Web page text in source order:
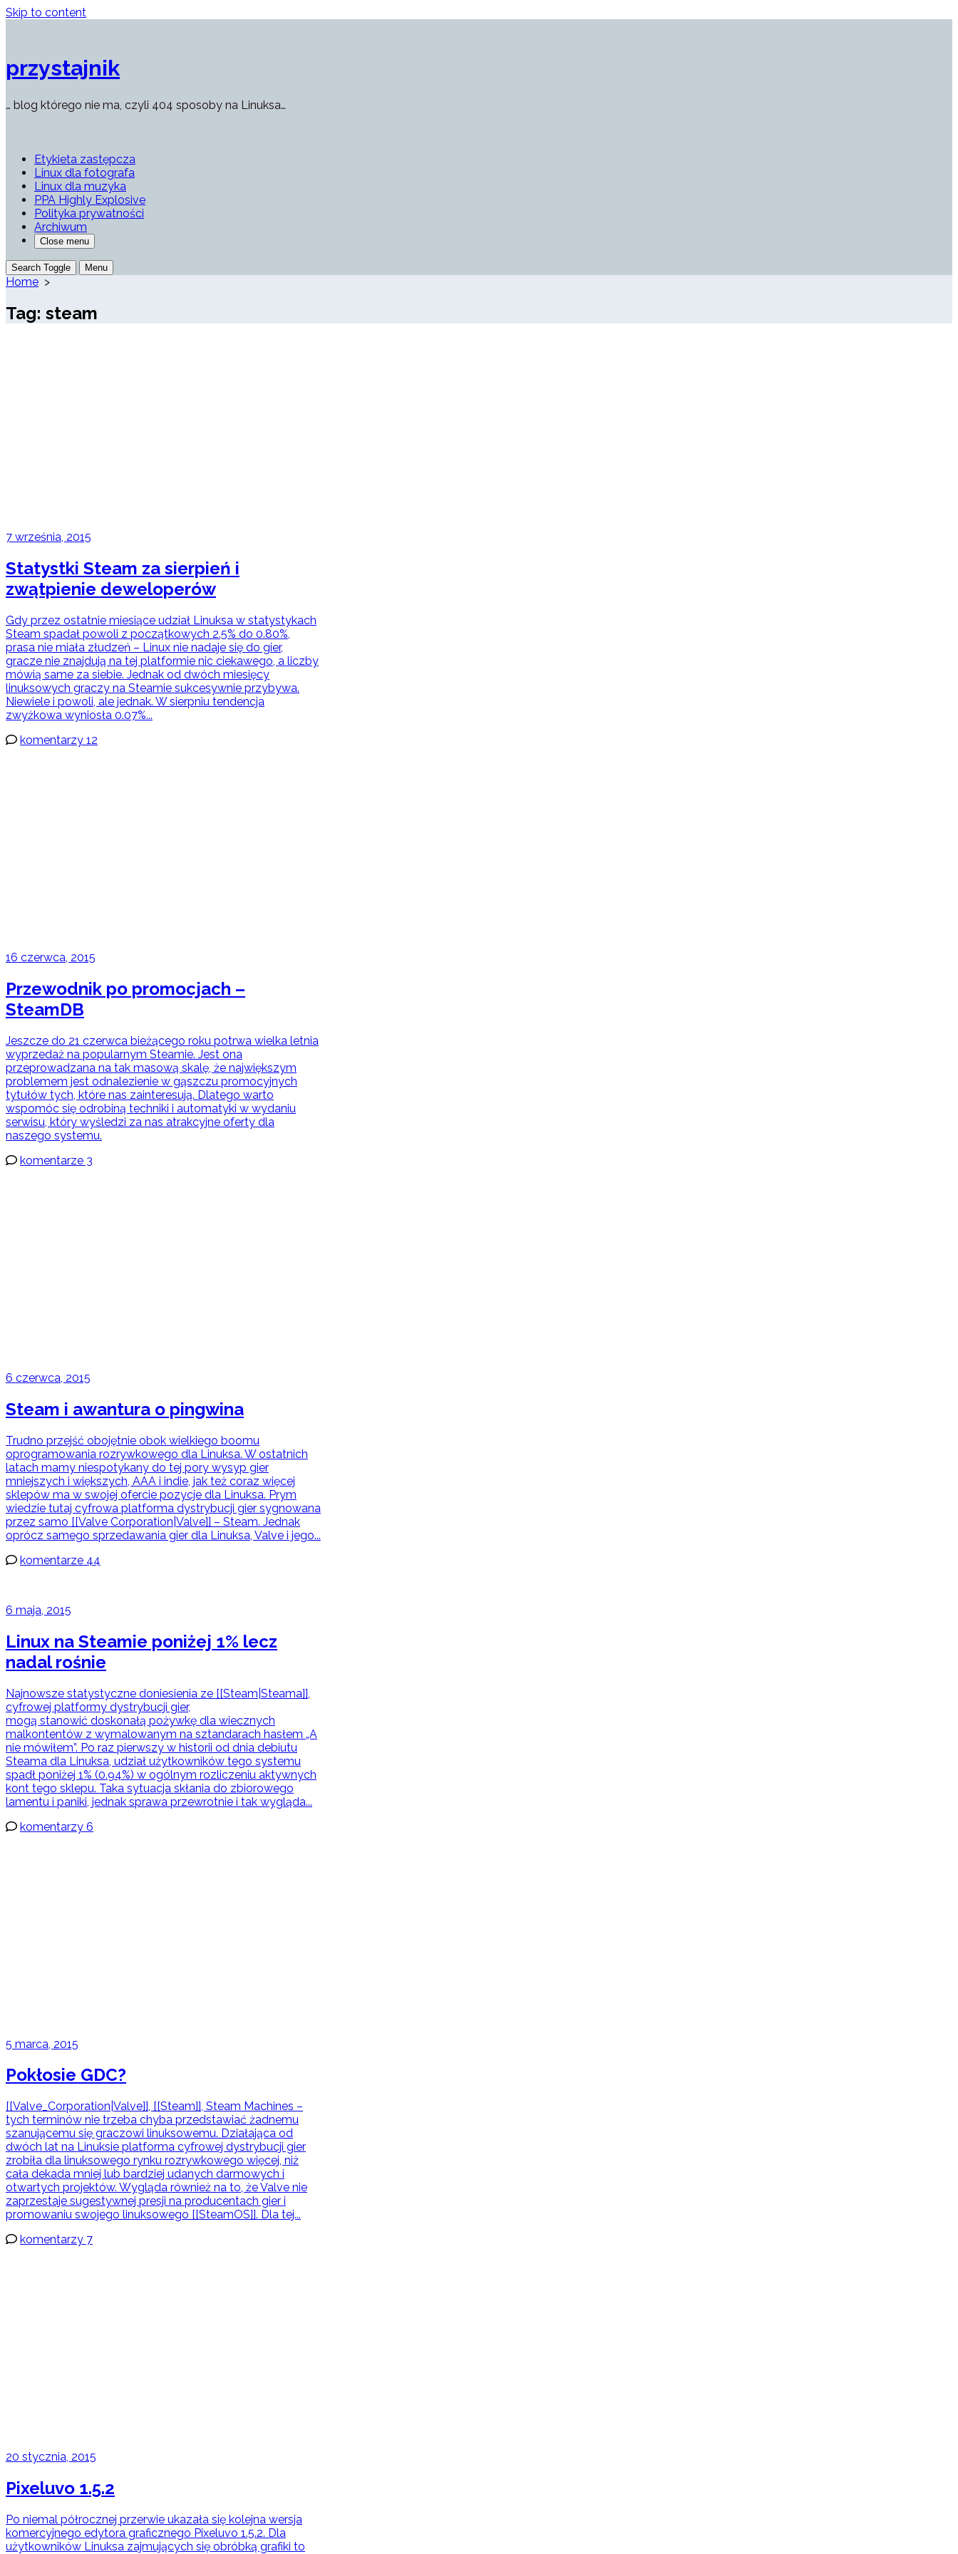
Skip to content
przystajnik
… blog którego nie ma, czyli 404 sposoby na Linuksa…
Etykieta zastępcza
Linux dla fotografa
Linux dla muzyka
PPA Highly Explosive
Polityka prywatności
Archiwum
Close menu
Search Toggle Menu
Home >
Tag: steam
7 września, 2015
Statystki Steam za sierpień i
zwątpienie deweloperów
Gdy przez ostatnie miesiące udział Linuksa w statystykach
Steam spadał powoli z początkowych 2.5% do 0.80%,
prasa nie miała złudzeń – Linux nie nadaje się do gier,
gracze nie znajdują na tej platformie nic ciekawego, a liczby
mówią same za siebie. Jednak od dwóch miesięcy
linuksowych graczy na Steamie sukcesywnie przybywa.
Niewiele i powoli, ale jednak. W sierpniu tendencja
zwyżkowa wyniosła 0.07%...
komentarzy 12
16 czerwca, 2015
Przewodnik po promocjach –
SteamDB
Jeszcze do 21 czerwca bieżącego roku potrwa wielka letnia
wyprzedaż na popularnym Steamie. Jest ona
przeprowadzana na tak masową skalę, że największym
problemem jest odnalezienie w gąszczu promocyjnych
tytułów tych, które nas zainteresują. Dlatego warto
wspomóc się odrobiną techniki i automatyki w wydaniu
serwisu, który wyśledzi za nas atrakcyjne oferty dla
naszego systemu.
komentarze 3
6 czerwca, 2015
Steam i awantura o pingwina
Trudno przejść obojętnie obok wielkiego boomu
oprogramowania rozrywkowego dla Linuksa. W ostatnich
latach mamy niespotykany do tej pory wysyp gier
mniejszych i większych, AAA i indie, jak też coraz więcej
sklepów ma w swojej ofercie pozycje dla Linuksa. Prym
wiedzie tutaj cyfrowa platforma dystrybucji gier sygnowana
przez samo [[Valve Corporation|Valve]] – Steam. Jednak
oprócz samego sprzedawania gier dla Linuksa, Valve i jego...
komentarze 44
6 maja, 2015
Linux na Steamie poniżej 1% lecz
nadal rośnie
Najnowsze statystyczne doniesienia ze [[Steam|Steama]],
cyfrowej platformy dystrybucji gier,
mogą stanowić doskonałą pożywkę dla wiecznych
malkontentów z wymalowanym na sztandarach hasłem „A
nie mówiłem”. Po raz pierwszy w historii od dnia debiutu
Steama dla Linuksa, udział użytkowników tego systemu
spadł poniżej 1% (0.94%) w ogólnym rozliczeniu aktywnych
kont tego sklepu. Taka sytuacja skłania do zbiorowego
lamentu i paniki, jednak sprawa przewrotnie i tak wygląda...
komentarzy 6
5 marca, 2015
Pokłosie GDC?
[[Valve_Corporation|Valve]], [[Steam]], Steam Machines –
tych terminów nie trzeba chyba przedstawiać żadnemu
szanującemu się graczowi linuksowemu. Działająca od
dwóch lat na Linuksie platforma cyfrowej dystrybucji gier
zrobiła dla linuksowego rynku rozrywkowego więcej, niż
cała dekada mniej lub bardziej udanych darmowych i
otwartych projektów. Wygląda również na to, że Valve nie
zaprzestaje sugestywnej presji na producentach gier i
promowaniu swojego linuksowego [[SteamOS]]. Dla tej...
komentarzy 7
20 stycznia, 2015
Pixeluvo 1.5.2
Po niemal półrocznej przerwie ukazała się kolejna wersja
komercyjnego edytora graficznego Pixeluvo 1.5.2. Dla
użytkowników Linuksa zajmujących się obróbką grafiki to